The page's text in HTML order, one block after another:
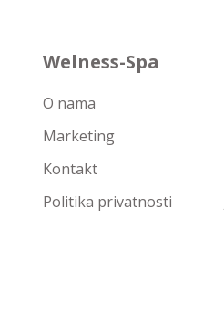
Welness-Spa
O nama
Marketing
Kontakt
Politika privatnosti